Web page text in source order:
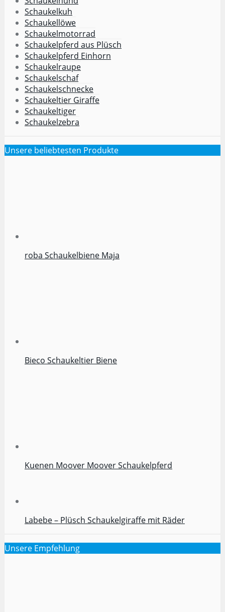
Schaukelkuh
Schaukellöwe
Schaukelmotorrad
Schaukelpferd aus Plüsch
Schaukelpferd Einhorn
Schaukelraupe
Schaukelschaf
Schaukelschnecke
Schaukeltier Giraffe
Schaukeltiger
Schaukelzebra
Unsere beliebtesten Produkte
roba Schaukelbiene Maja
Bieco Schaukeltier Biene
Kuenen Moover Moover Schaukelpferd
Labebe – Plüsch Schaukelgiraffe mit Räder
Unsere Empfehlung